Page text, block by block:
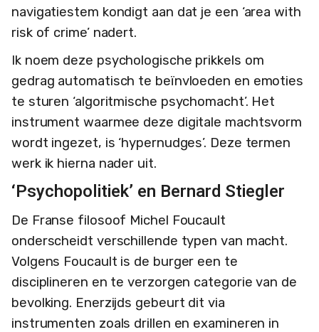
navigatiestem kondigt aan dat je een ‘area with
risk of crime’ nadert.
Ik noem deze psychologische prikkels om
gedrag automatisch te beïnvloeden en emoties
te sturen ‘algoritmische psychomacht’. Het
instrument waarmee deze digitale machtsvorm
wordt ingezet, is ‘hypernudges’. Deze termen
werk ik hierna nader uit.
‘Psychopolitiek’ en Bernard Stiegler
De Franse filosoof Michel Foucault
onderscheidt verschillende typen van macht.
Volgens Foucault is de burger een te
disciplineren en te verzorgen categorie van de
bevolking. Enerzijds gebeurt dit via
instrumenten zoals drillen en examineren in